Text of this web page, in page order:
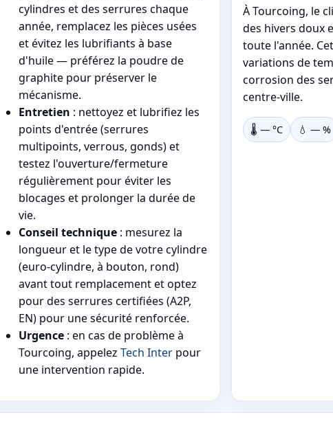
cylindres et des serrures chaque
année, remplacez les pièces usées
et évitez les lubrifiants à base
d'huile — préférez la poudre de
graphite pour préserver le
mécanisme.
Entretien : nettoyez et lubrifiez les
points d'entrée (serrures
multipoints, verrous, gonds) et
testez l'ouverture/fermeture
régulièrement pour éviter les
blocages et prolonger la durée de
vie.
Conseil technique : mesurez la
longueur et le type de votre cylindre
(euro-cylindre, à bouton, rond)
avant tout remplacement et optez
pour des serrures certifiées (A2P,
EN) pour une sécurité renforcée.
Urgence : en cas de problème à
Tourcoing, appelezTech Inter pour
une intervention rapide.
À Tourcoing, le
des hivers doux
toute l'année.
variations de
corrosion des
centre-ville.
🌡️ —°C 💧 —%